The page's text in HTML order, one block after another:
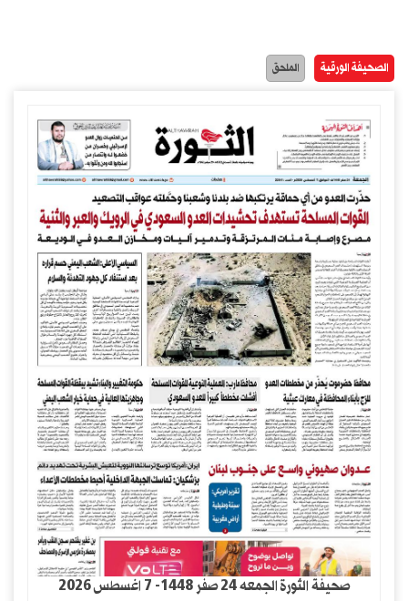
الصحيفة الورقية الملحق
صحيفة الثورة الجمعه 24 صفر 1448- 7 اغسطس 2026